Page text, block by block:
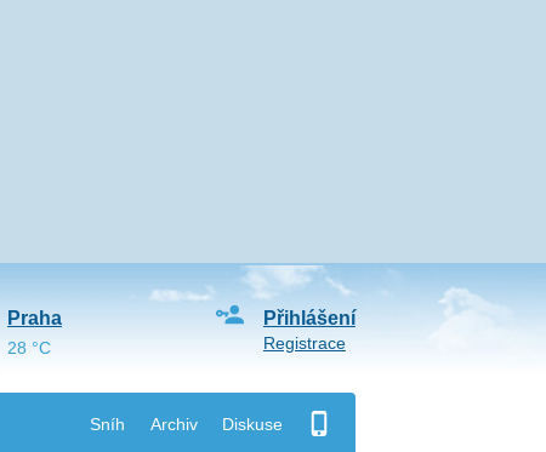
Sníh Archiv Diskuse
Přihlášení
Registrace
Praha
28 °C